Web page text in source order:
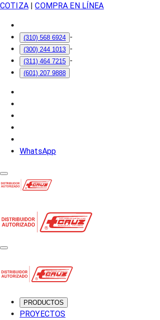
COTIZA| COMPRA EN LÍNEA
(310) 568 6924 -
(300) 244 1013 -
(311) 464 7215 -
(601) 207 9888
WhatsApp
PRODUCTOS
PROYECTOS